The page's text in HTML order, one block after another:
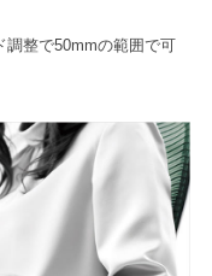
調整で50mmの範囲で可